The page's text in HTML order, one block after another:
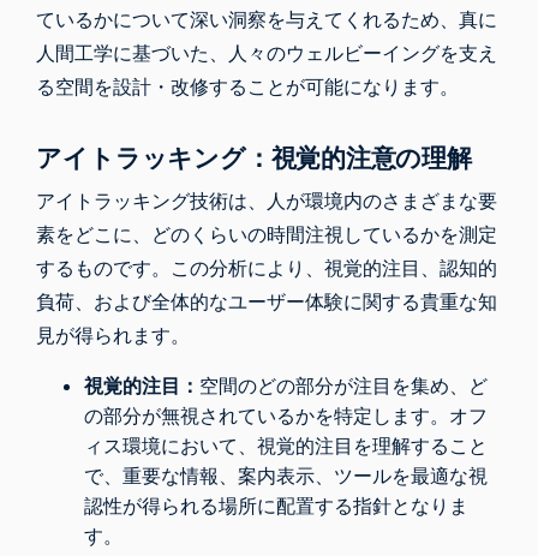
ているかについて深い洞察を与えてくれるため、真に
人間工学に基づいた、人々のウェルビーイングを支え
る空間を設計・改修することが可能になります。
アイトラッキング：視覚的注意の理解
アイトラッキング技術は、人が環境内のさまざまな要
素をどこに、どのくらいの時間注視しているかを測定
するものです。この分析により、視覚的注目、認知的
負荷、および全体的なユーザー体験に関する貴重な知
見が得られます。
視覚的注目 ： 空間のどの部分が注目を集め、ど
の部分が無視されているかを特定します。オフ
ィス環境において、視覚的注目を理解すること
で、重要な情報、案内表示、ツールを最適な視
認性が得られる場所に配置する指針となりま
す。